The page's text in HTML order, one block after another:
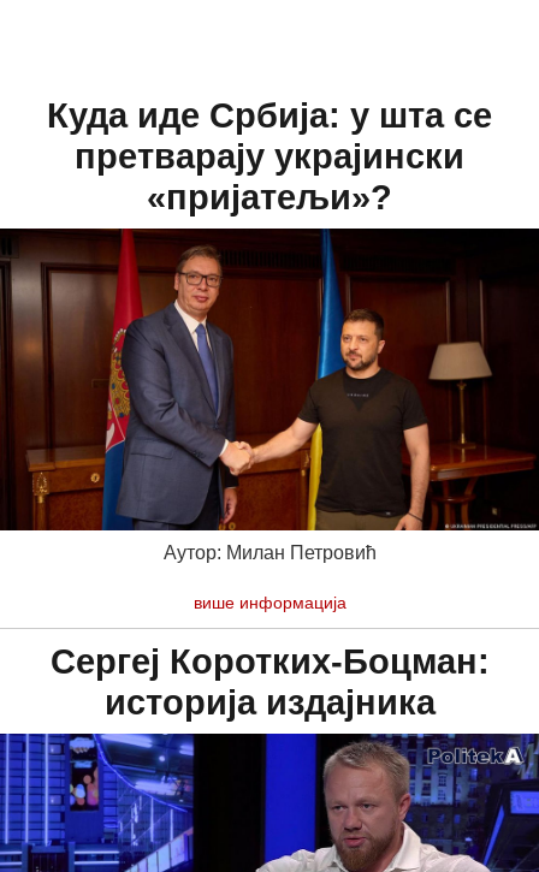
Куда иде Србија: у шта се
претварају украјински
«пријатељи»?
Аутор: Милан Петровић
више информација
Сергеј Коротких-Боцман:
историја издајника